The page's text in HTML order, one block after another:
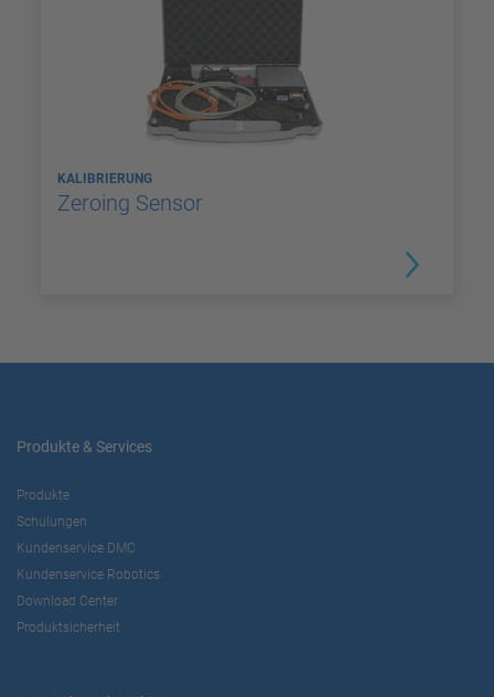
KALIBRIERUNG
Zeroing Sensor
Produkte & Services
Produkte
Schulungen
Kundenservice DMC
Kundenservice Robotics
Download Center
Produktsicherheit